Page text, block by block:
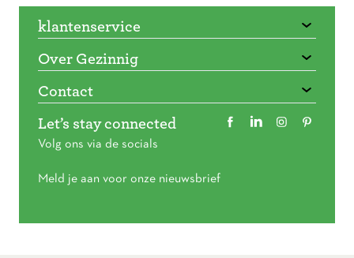
klantenservice
Over Gezinnig
Contact
Let’s stay connected
Volg ons via de socials
Meld je aan voor onze nieuwsbrief